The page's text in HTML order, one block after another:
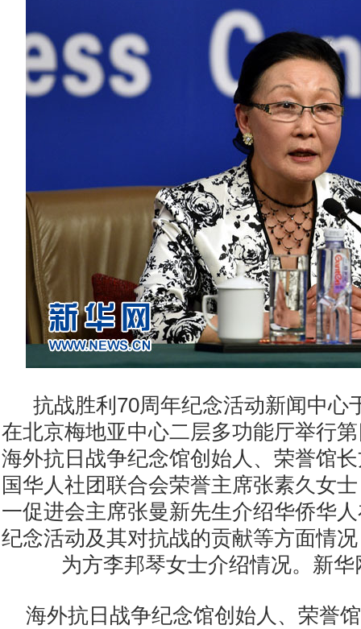
抗战胜利70周年纪念活动新闻中心
在北京梅地亚中心二层多功能厅举行
海外抗日战争纪念馆创始人、荣誉馆
国华人社团联合会荣誉主席张素久女
一促进会主席张曼新先生介绍华侨华
纪念活动及其对抗战的贡献等方面情
为方李邦琴女士介绍情况。新
海外抗日战争纪念馆创始人、荣誉